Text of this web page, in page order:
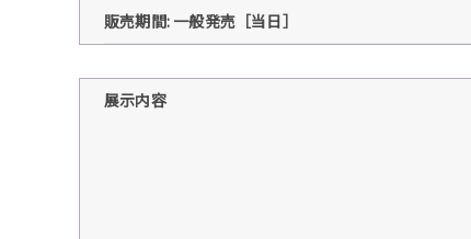
販売期間: 一般発売［当日］
展示内容